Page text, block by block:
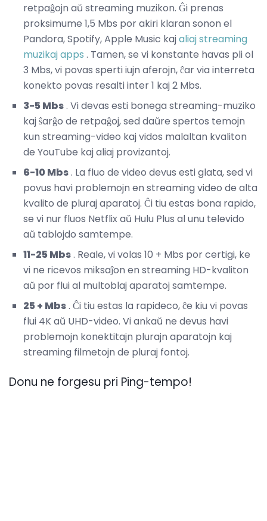
retpaĝojn aŭ streaming muzikon. Ĝi prenas
proksimume 1,5 Mbs por akiri klaran sonon el
Pandora, Spotify, Apple Music kajaliaj streaming
muzikaj apps . Tamen, se vi konstante havas pli ol
3 Mbs, vi povas sperti iujn aferojn, ĉar via interreta
konekto povas resalti inter 1 kaj 2 Mbs.
3-5 Mbs. Vi devas esti bonega streaming-muziko
kaj ŝarĝo de retpaĝoj, sed daŭre spertos temojn
kun streaming-video kaj vidos malaltan kvaliton
de YouTube kaj aliaj provizantoj.
6-10 Mbs. La fluo de video devus esti glata, sed vi
povus havi problemojn en streaming video de alta
kvalito de pluraj aparatoj. Ĉi tiu estas bona rapido,
se vi nur fluos Netflix aŭ Hulu Plus al unu televido
aŭ tablojdo samtempe.
11-25 Mbs. Reale, vi volas 10 + Mbs por certigi, ke
vi ne ricevos miksaĵon en streaming HD-kvaliton
aŭ por flui al multoblaj aparatoj samtempe.
25 + Mbs. Ĉi tiu estas la rapideco, ĉe kiu vi povas
flui 4K aŭ UHD-video. Vi ankaŭ ne devus havi
problemojn konektitajn plurajn aparatojn kaj
streaming filmetojn de pluraj fontoj.
Donu ne forgesu pri Ping-tempo!